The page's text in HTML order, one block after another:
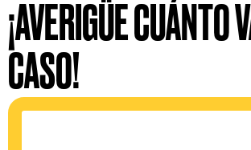
¡AVERIGÜE CUÁNTO
CASO!